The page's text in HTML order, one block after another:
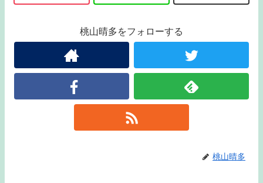
桃山晴多をフォローする
桃山晴多